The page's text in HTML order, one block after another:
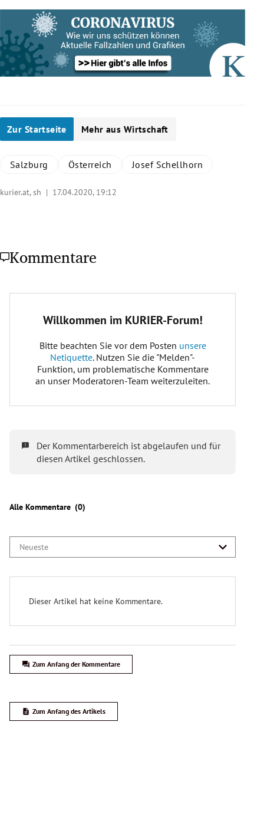
Zur Startseite Mehr aus Wirtschaft
Salzburg Österreich Josef Schellhorn
kurier.at, sh | 17.04.2020, 19:12
Kommentare